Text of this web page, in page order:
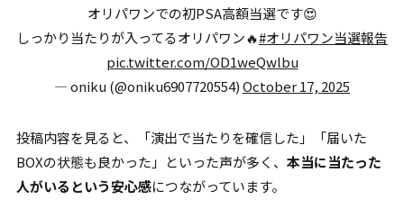
オリパワンでの初PSA高額当選です😍
しっかり当たりが入ってるオリパワン🔥#オリパワン当選報告
pic.twitter.com/OD1weQwlbu
— oniku (@oniku6907720554)October 17, 2025
投稿内容を見ると、「演出で当たりを確信した」「届いた
BOXの状態も良かった」といった声が多く、 本当に当たった
人がいるという安心感につながっています。